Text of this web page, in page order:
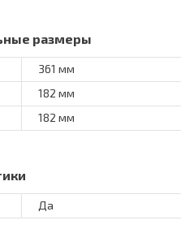
размеры
361 мм
182 мм
182 мм
Да